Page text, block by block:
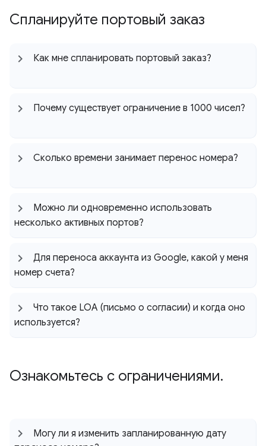
Спланируйте портовый заказ
Как мне спланировать портовый заказ?
Почему существует ограничение в 1000 чисел?
Сколько времени занимает перенос номера?
Можно ли одновременно использовать
несколько активных портов?
Для переноса аккаунта из Google, какой у меня
номер счета?
Что такое LOA (письмо о согласии) и когда оно
используется?
Ознакомьтесь с ограничениями.
Могу ли я изменить запланированную дату